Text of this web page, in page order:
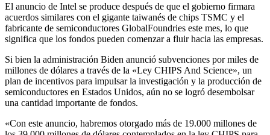
El anuncio de Intel se produce después de que el gobierno firmara
acuerdos similares con el gigante taiwanés de chips TSMC y el
fabricante de semiconductores GlobalFoundries este mes, lo que
significa que los fondos pueden comenzar a fluir hacia las empresas.
Si bien la administración Biden anunció subvenciones por miles de
millones de dólares a través de la «Ley CHIPS And Science», un
plan de incentivos para impulsar la investigación y la producción de
semiconductores en Estados Unidos, aún no se logró desembolsar
una cantidad importante de fondos.
«Con este anuncio, habremos otorgado más de 19.000 millones de